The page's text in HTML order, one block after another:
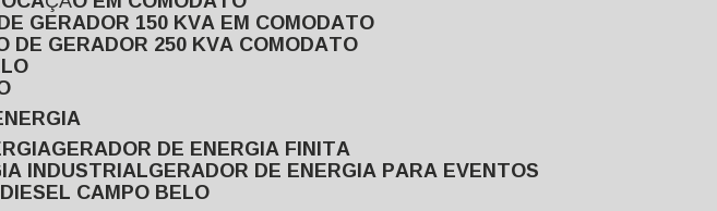
GERADOR 150 KVA EM COMODATO
DE GERADOR 250 KVA COMODATO
GERADOR DE ENERGIA FINITA
INDUSTRIAL GERADOR DE ENERGIA PARA EVENTOS
CAMPO BELO